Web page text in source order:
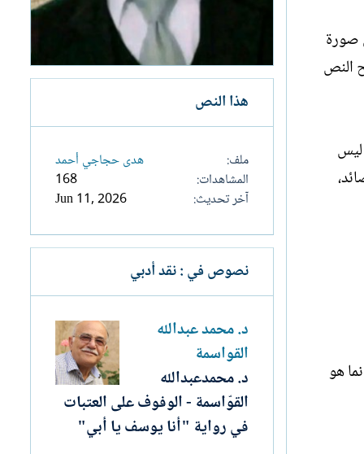
صورة
النص
ليس
هو
هذا النص
ملف
ھدى حجاجي أحمد
المشاهدات
168
آخر تحديث
Jun 11, 2026
نصوص في : نقد أدبي
د. محمد عبدالله
القواسمة
د. محمدعبدالله
القوّاسمة - الوفوف على العتبات
في رواية "أنا يوسف يا أبي"